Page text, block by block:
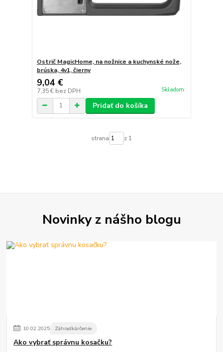
Ostrič MagicHome, na nožnice a kuchynské nože,
brúska, 4v1, čierny
9,04 €
7,35 € bez DPH Skladom
Pridať do košíka
strana z 1
Novinky z nášho blogu
10.02.2025 Záhradkárčenie
Ako vybrať správnu kosačku?